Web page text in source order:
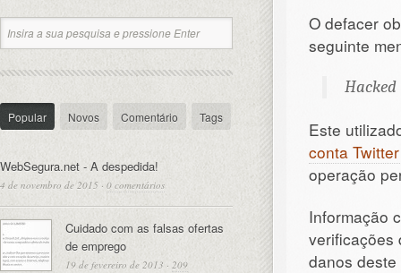
O defacer
seguinte
Hacked
Este
conta
operação
Informação
verificações
danos
Popular Novos Comentário Tags
WebSegura.net - A despedida!
4 de novembro de 2015 · 0 comentários
Cuidado com as falsas ofertas
de emprego
19 de fevereiro de 2013 · 209